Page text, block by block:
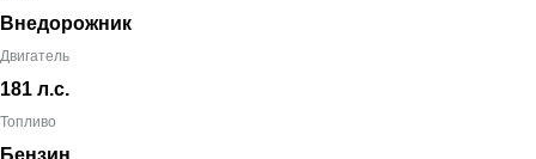
Внедорожник
Двигатель
181 л.с.
Топливо
Бензин